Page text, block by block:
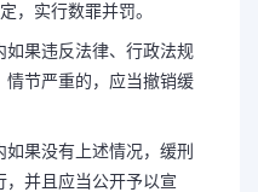
，实行数罪并罚。
果违反法律、行政法规
情节严重的，应当撤销缓
果没有上述情况，缓刑
并且应当公开予以宣